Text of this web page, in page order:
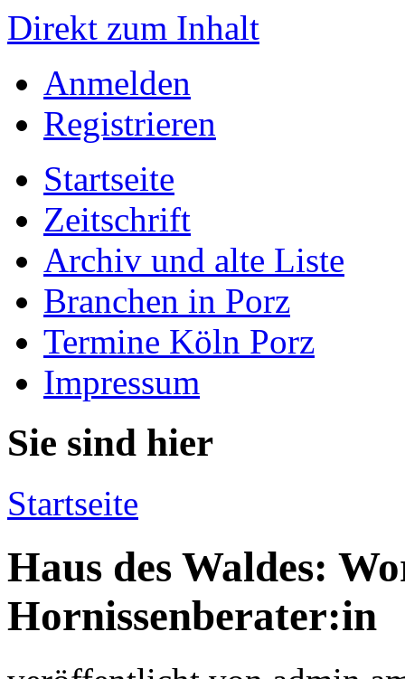
Direkt zum Inhalt
Anmelden
Registrieren
Startseite
Zeitschrift
Archiv und alte Liste
Branchen in Porz
Termine Köln Porz
Impressum
Sie sind hier
Startseite
Haus des Waldes:
Hornissenberater:in